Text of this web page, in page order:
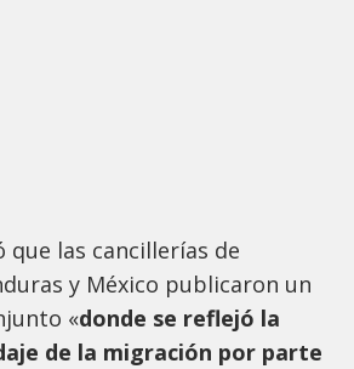
que las cancillerías de
y México publicaron un
«donde se reflejó la
de la migración por parte